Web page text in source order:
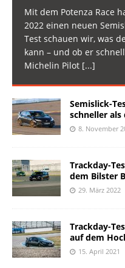
Mit dem Potenza Race
2022 einen neuen
Test schauen wir, was
kann – und ob er
Michelin Pilot [...]
Semislick-
schneller als
8. November
Trackday-
dem Bilster
29. März 2022
Trackday-
auf dem
15. April 2021